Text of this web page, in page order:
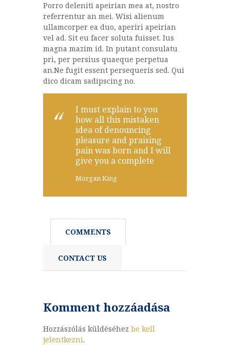
Porro deleniti apeirian mea at, nostro
referrentur an mei. Wisi alienum
ullamcorper ea duo, aperiri apeirian
vel ad. Sit eu facer soluta fuisset. Ius
magna mazim id. In putant consulatu
pri, per persius quaeque perpetua
an.Ne fugit essent persequeris sed. Qui
dico dicam sadipscing no.
I must explain to you
how all this mistaken
idea of denouncing
pleasure and praising
pain was born and I will
give you a complete
Morgan King
COMMENTS
CONTACT US
Komment hozzáadása
Hozzászólás küldéséhez be kell
jelentkezni.